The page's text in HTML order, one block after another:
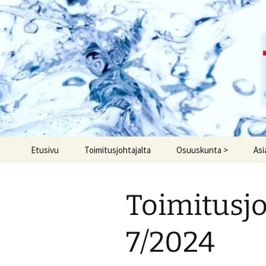
Siirry
sisältöön
Etusivu Toimitusjohtajalta Osuuskunta >
Historia
Säännöt
7/2024